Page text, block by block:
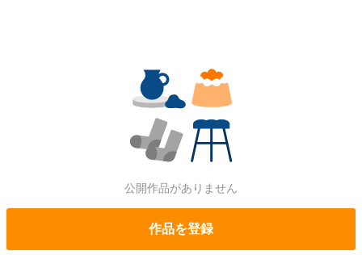
公開作品がありません
作品を登録